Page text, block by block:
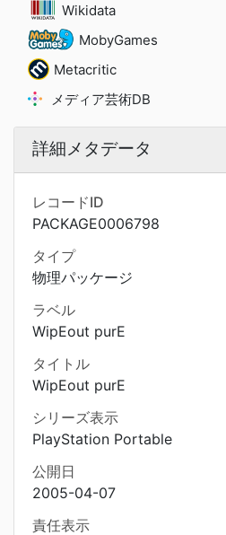
Wikidata
MobyGames
Metacritic
メディア芸術DB
詳細メタデータ
レコードID
PACKAGE0006798
タイプ
物理パッケージ
ラベル
WipEout purE
タイトル
WipEout purE
シリーズ表示
PlayStation Portable
公開日
2005-04-07
責任表示